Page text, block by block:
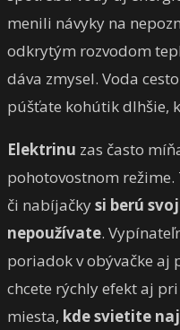
menili návyky na
odkrytým rozvodom
dáva zmysel. Voda
púšťate kohútik dlhšie,
Elektrinu zas často
pohotovostnom
či nabíjačkysi berú
nepoužívate.
poriadok v obývačke aj
chcete rýchly efekt aj
miesta, kde svietite